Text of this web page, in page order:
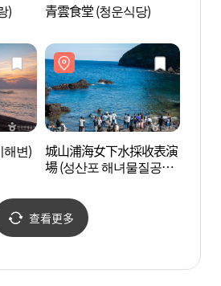
) 青雲食堂 (청운식당)
해변)
城山浦海女下水採收表演
場 (성산포 해녀물질공연
查看更多